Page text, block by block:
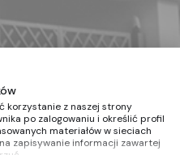
korzystanie z naszej strony
po zalogowaniu i określić profil
materiałów w sieciach
zapisywanie informacji zawartej